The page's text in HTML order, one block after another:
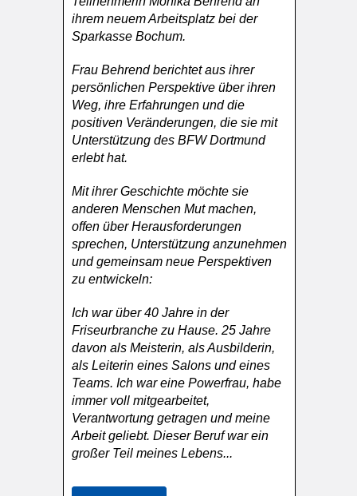
ihrem neuem Arbeitsplatz bei der
Sparkasse Bochum.
Frau Behrend berichtet aus ihrer
persönlichen Perspektive über ihren
Weg, ihre Erfahrungen und die
positiven Veränderungen, die sie mit
Unterstützung des BFW Dortmund
erlebt hat.
Mit ihrer Geschichte möchte sie
anderen Menschen Mut machen,
offen über Herausforderungen
sprechen, Unterstützung anzunehmen
und gemeinsam neue Perspektiven
zu entwickeln:
Ich war über 40 Jahre in der
Friseurbranche zu Hause. 25 Jahre
davon als Meisterin, als Ausbilderin,
als Leiterin eines Salons und eines
Teams. Ich war eine Powerfrau, habe
immer voll mitgearbeitet,
Verantwortung getragen und meine
Arbeit geliebt. Dieser Beruf war ein
großer Teil meines Lebens...